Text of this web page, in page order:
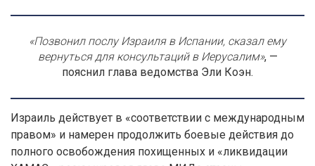
«Позвонил послу Израиля в Испании, сказал ему
вернуться для консультаций в Иерусалим», —
пояснил глава ведомства Эли Коэн.
Израиль действует в «соответствии с международным
правом» и намерен продолжить боевые действия до
полного освобождения похищенных и «ликвидации